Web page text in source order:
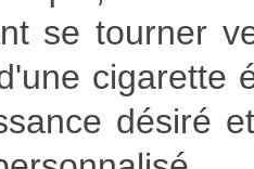
se tourner
cigarette
désiré